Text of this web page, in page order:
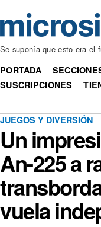
Se suponíaque esto era el
PORTADA
SUSCRIPCIONES
JUEGOS Y DIVERSIÓN
Un
An-225 a
vuela